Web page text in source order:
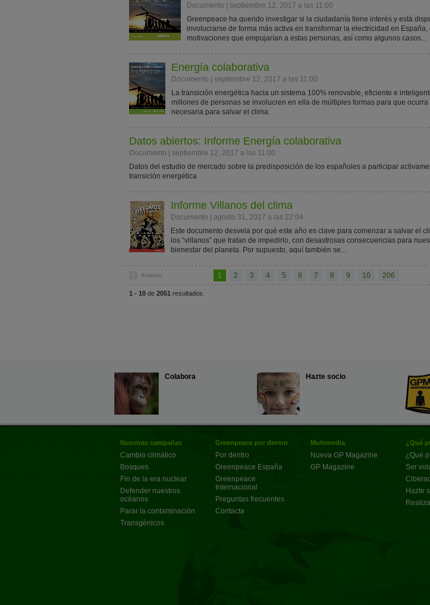
Documento | septiembre 12, 2017 a las 11:00
Greenpeace ha querido investigar si la ciudadanía tiene interés y está
involucrarse de forma más activa en transformar la electricidad en
motivaciones que empujarían a estas personas, así como algunos casos...
Energía colaborativa
Documento | septiembre 12, 2017 a las 11:00
La transición energética hacia un sistema 100% renovable, eficiente e
millones de personas se involucren en ella de múltiples formas para que
necesaria para salvar el clima.
Datos abiertos: Informe Energía colaborativa
Documento | septiembre 12, 2017 a las 11:00
Datos del estudio de mercado sobre la predisposición de los españoles a participar
transición energética
Informe Villanos del clima
Documento | agosto 31, 2017 a las 22:04
Este documento desvela por qué este año es clave para comenzar a salvar el
los “villanos” que tratan de impedirlo, con desastrosas consecuencias para
bienestar del planeta. Por supuesto, aquí también se...
Anterior 1 2 3 4 5 6 7 8 9 10 206
1 - 10 de 2051 resultados.
Colabora Hazte socio
Nuestras campañas
Cambio climático
Bosques
Fin de la era nuclear
Defender nuestros
océanos
Parar la contaminación
Transgénicos
Greenpeace por dentro
Por dentro
Greenpeace España
Greenpeace
Internacional
Preguntas frecuentes
Contacta
Multimedia
Nueva GP Magazine
GP Magazine
¿Qué
¿Qué
Ser
Hazte